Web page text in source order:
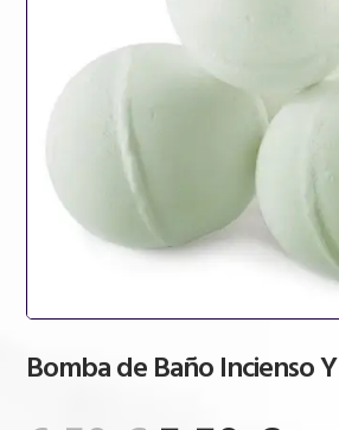
Bomba de Baño Incienso